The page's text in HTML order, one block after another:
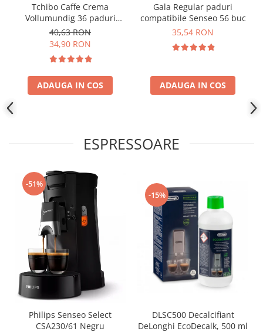
Tchibo Caffe Crema
Vollumundig 36 paduri
compatibile Senseo
40,63 RON
34,90 RON
ADAUGA IN COS
Gala Regular paduri
compatibile Senseo 56 buc
35,54 RON
ADAUGA IN COS
ESPRESSOARE
-51%
Philips Senseo Select
CSA230/61 Negru
-15%
DLSC500 Decalcifiant
DeLonghi EcoDecalk, 500 ml